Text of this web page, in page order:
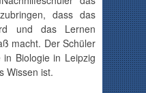
dass das
und das Lernen
macht. Der Schüler
Biologie in Leipzig
Wissen ist.